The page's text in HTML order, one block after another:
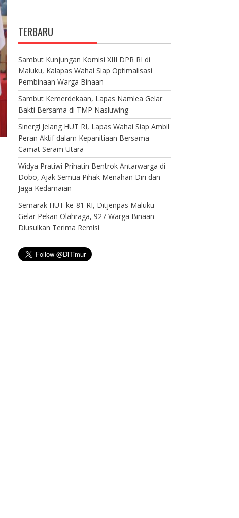
TERBARU
Sambut Kunjungan Komisi XIII DPR RI di
Maluku, Kalapas Wahai Siap Optimalisasi
Pembinaan Warga Binaan
Sambut Kemerdekaan, Lapas Namlea Gelar
Bakti Bersama di TMP Nasluwing
Sinergi Jelang HUT RI, Lapas Wahai Siap Ambil
Peran Aktif dalam Kepanitiaan Bersama
Camat Seram Utara
Widya Pratiwi Prihatin Bentrok Antarwarga di
Dobo, Ajak Semua Pihak Menahan Diri dan
Jaga Kedamaian
Semarak HUT ke-81 RI, Ditjenpas Maluku
Gelar Pekan Olahraga, 927 Warga Binaan
Diusulkan Terima Remisi